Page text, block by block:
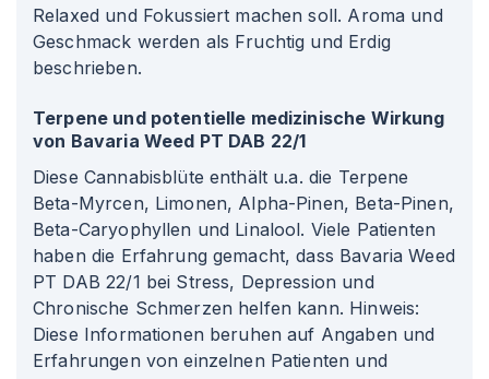
Relaxed und Fokussiert machen soll. Aroma und
Geschmack werden als Fruchtig und Erdig
beschrieben.
Terpene und potentielle medizinische Wirkung
von Bavaria Weed PT DAB 22/1
Diese Cannabisblüte enthält u.a. die Terpene
Beta-Myrcen, Limonen, Alpha-Pinen, Beta-Pinen,
Beta-Caryophyllen und Linalool. Viele Patienten
haben die Erfahrung gemacht, dass Bavaria Weed
PT DAB 22/1 bei Stress, Depression und
Chronische Schmerzen helfen kann. Hinweis:
Diese Informationen beruhen auf Angaben und
Erfahrungen von einzelnen Patienten und